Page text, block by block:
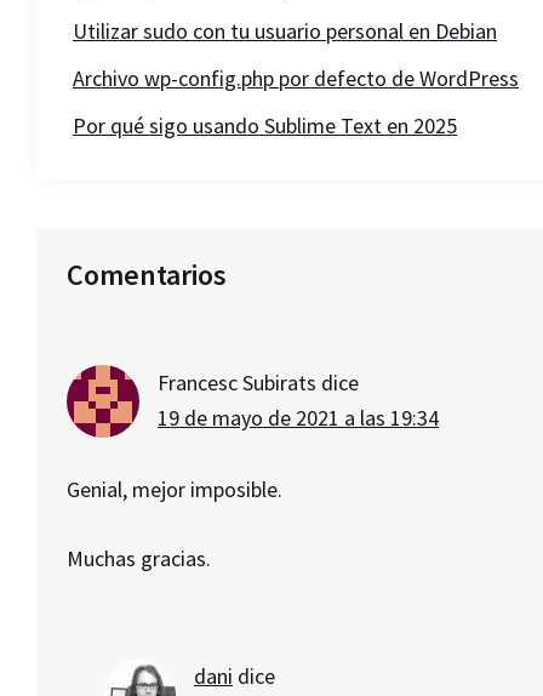
Utilizar sudo con tu usuario personal en Debian
Archivo wp-config.php por defecto de WordPress
Por qué sigo usando Sublime Text en 2025
con
lectores
Comentarios
Francesc Subirats dice
19 de mayo de 2021 a las 19:34
Genial, mejor imposible.
Muchas gracias.
dani dice